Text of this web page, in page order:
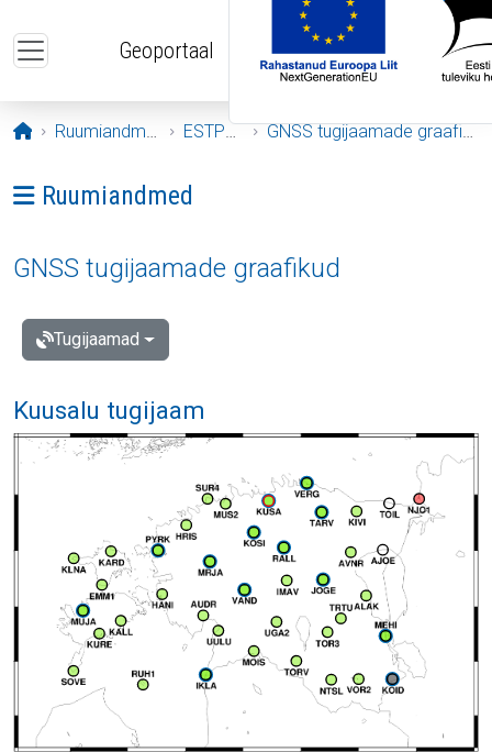
Geoportaal
Avaleht
Ruumiandmed ESTPOS GNSS tugijaamade graafikud
Ava menüü: Ruumiandmed
Ruumiandmed
GNSS tugijaamade graafikud
Tugijaamad
Kuusalu tugijaam